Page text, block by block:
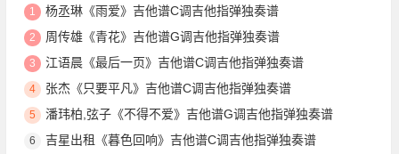
1 杨丞琳《雨爱》吉他谱C调吉他指弹独奏谱
2 周传雄《青花》吉他谱G调吉他指弹独奏谱
3 江语晨《最后一页》吉他谱C调吉他指弹独奏谱
4 张杰《只要平凡》吉他谱C调吉他指弹独奏谱
5 潘玮柏,弦子《不得不爱》吉他谱G调吉他指弹独奏谱
6 吉星出租《暮色回响》吉他谱C调吉他指弹独奏谱